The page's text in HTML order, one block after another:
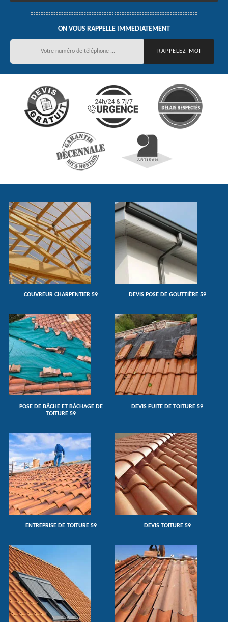
ON VOUS RAPPELLE IMMEDIATEMENT
COUVREUR CHARPENTIER 59 DEVIS POSE DE GOUTTIÈRE 59
POSE DE BÂCHE ET BÂCHAGE DE
TOITURE 59
DEVIS FUITE DE TOITURE 59
ENTREPRISE DE TOITURE 59 DEVIS TOITURE 59